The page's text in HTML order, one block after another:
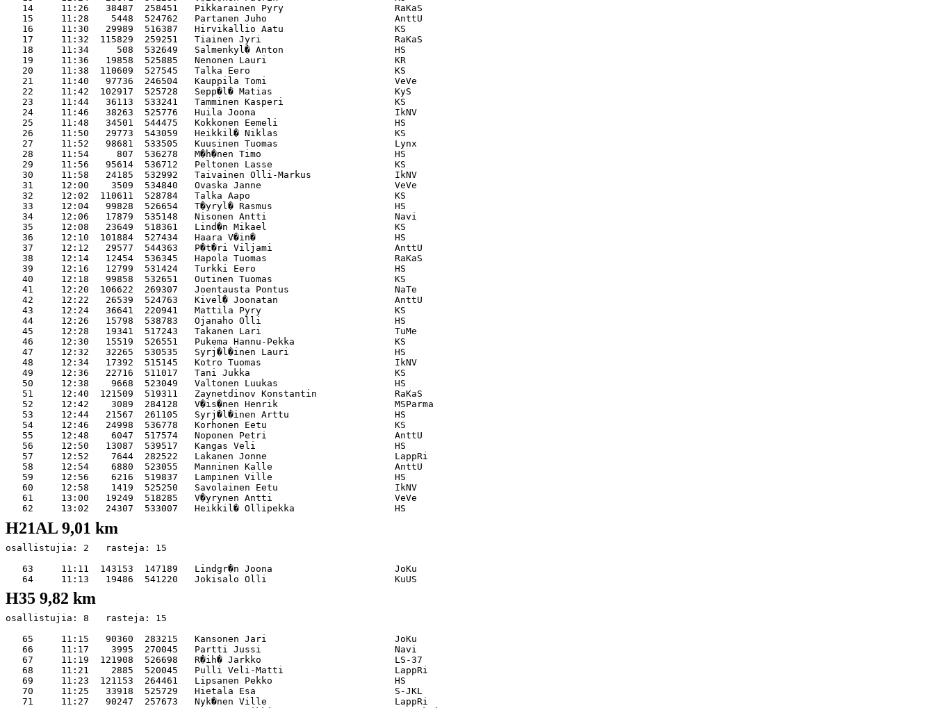
   14     11:26   38487  258451   Pikkarainen Pyry                    RaKaS
   15     11:28    5448  524762   Partanen Juho                       AnttU
   16     11:30   29989  516387   Hirvikallio Aatu                    KS
   17     11:32  115829  259251   Tiainen Jyri                        RaKaS
   18     11:34     508  532649   Salmenkyl� Anton                    HS
   19     11:36   19858  525885   Nenonen Lauri                       KR
   20     11:38  110609  527545   Talka Eero                          KS
   21     11:40   97736  246504   Kauppila Tomi                       VeVe
   22     11:42  102917  525728   Sepp�l� Matias                      KyS
   23     11:44   36113  533241   Tamminen Kasperi                    KS
   24     11:46   38263  525776   Huila Joona                         IkNV
   25     11:48   34501  544475   Kokkonen Eemeli                     HS
   26     11:50   29773  543059   Heikkil� Niklas                     KS
   27     11:52   98681  533505   Kuusinen Tuomas                     Lynx
   28     11:54     807  536278   M�h�nen Timo                        HS
   29     11:56   95614  536712   Peltonen Lasse                      KS
   30     11:58   24185  532992   Taivainen Olli-Markus               IkNV
   31     12:00    3509  534840   Ovaska Janne                        VeVe
   32     12:02  110611  528784   Talka Aapo                          KS
   33     12:04   99828  526654   T�yryl� Rasmus                      HS
   34     12:06   17879  535148   Nisonen Antti                       Navi
   35     12:08   23649  518361   Lind�n Mikael                       KS
   36     12:10  101884  527434   Haara V�in�                         HS
   37     12:12   29577  544363   P�t�ri Viljami                      AnttU
   38     12:14   12454  536345   Hapola Tuomas                       RaKaS
   39     12:16   12799  531424   Turkki Eero                         HS
   40     12:18   99858  532651   Outinen Tuomas                      KS
   41     12:20  106622  269307   Joentausta Pontus                   NaTe
   42     12:22   26539  524763   Kivel� Joonatan                     AnttU
   43     12:24   36641  220941   Mattila Pyry                        KS
   44     12:26   15798  538783   Ojanaho Olli                        HS
   45     12:28   19341  517243   Takanen Lari                        TuMe
   46     12:30   15519  526551   Pukema Hannu-Pekka                  KS
   47     12:32   32265  530535   Syrj�l�inen Lauri                   HS
   48     12:34   17392  515145   Kotro Tuomas                        IkNV
   49     12:36   22716  511017   Tani Jukka                          KS
   50     12:38    9668  523049   Valtonen Luukas                     HS
   51     12:40  121509  519311   Zaynetdinov Konstantin              RaKaS
   52     12:42    3089  284128   V�is�nen Henrik                     MSParma
   53     12:44   21567  261105   Syrj�l�inen Arttu                   HS
   54     12:46   24998  536778   Korhonen Eetu                       KS
   55     12:48    6047  517574   Noponen Petri                       AnttU
   56     12:50   13087  539517   Kangas Veli                         HS
   57     12:52    7644  282522   Lakanen Jonne                       LappRi
   58     12:54    6880  523055   Manninen Kalle                      AnttU
   59     12:56    6216  519837   Lampinen Ville                      HS
   60     12:58    1419  525250   Savolainen Eetu                     IkNV
   61     13:00   19249  518285   V�yrynen Antti                      VeVe
H21AL 9,01 km
osallistujia: 2   rasteja: 15
   63     11:11  143153  147189   Lindgr�n Joona                      JoKu
H35 9,82 km
osallistujia: 8   rasteja: 15
   65     11:15   90360  283215   Kansonen Jari                       JoKu
   66     11:17    3995  270045   Partti Jussi                        Navi
   67     11:19  121908  526698   R�ih� Jarkko                        LS-37
   68     11:21    2885  520045   Pulli Veli-Matti                    LappRi
   69     11:23  121153  264461   Lipsanen Pekko                      HS
   70     11:25   33918  525729   Hietala Esa                         S-JKL
   71     11:27   90247  257673   Nyk�nen Ville                       LappRi